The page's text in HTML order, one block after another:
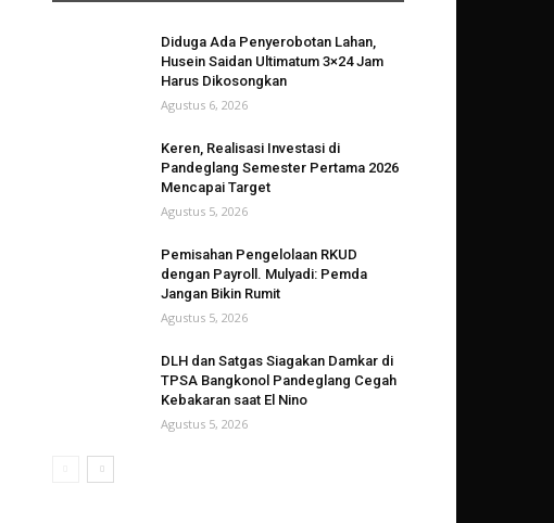
Diduga Ada Penyerobotan Lahan,
Husein Saidan Ultimatum 3×24 Jam
Harus Dikosongkan
Agustus 6, 2026
Keren, Realisasi Investasi di
Pandeglang Semester Pertama 2026
Mencapai Target
Agustus 5, 2026
Pemisahan Pengelolaan RKUD
dengan Payroll. Mulyadi: Pemda
Jangan Bikin Rumit
Agustus 5, 2026
DLH dan Satgas Siagakan Damkar di
TPSA Bangkonol Pandeglang Cegah
Kebakaran saat El Nino
Agustus 5, 2026